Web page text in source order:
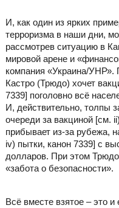
И, как один из ярких
терроризма в наши дни,
рассмотрев ситуацию в
мировой арене и
компания «Украина/
Кастро (Трюдо) хочет
7339] поголовно всё
И, действительно, толпы
очереди за вакциной [см.
прибывает из-за рубежа,
iv) пытки, канон 7339] с
долларов. При этом Трюдо
«забота о безопасности».
Всё вместе взятое – это и